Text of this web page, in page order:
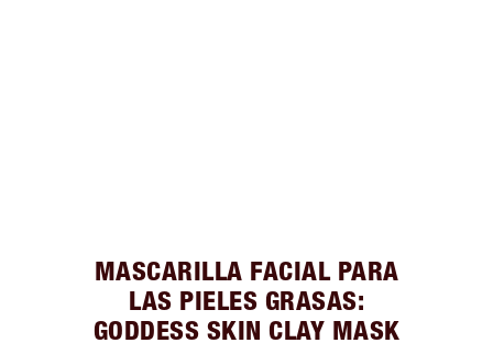
MASCARILLA FACIAL PARA
LAS PIELES GRASAS:
GODDESS SKIN CLAY MASK